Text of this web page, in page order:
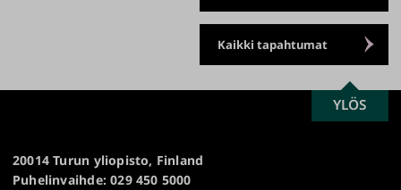
Kaikki tapahtumat
20014 Turun yliopisto, Finland
Puhelinvaihde: 029 450 5000
SCROLL
TO
YLÖS